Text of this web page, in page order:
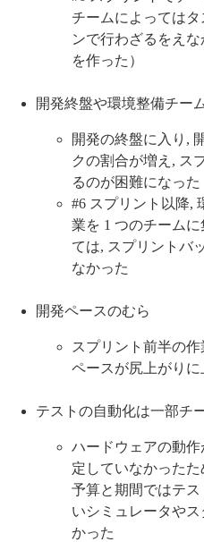
チームによっては
ンで行わざるをえ
を作った）
開発終盤や環境整備チー
開発の終盤に入り,
クの割合が増え, ス
るのが困難になった
#6 スプリント以降,
業を 1 つのチーム
ては, スプリントバ
なかった
開発ペースのむら
スプリント前半の
ペースが尻上がり
テストの自動化は一部チ
ハードウェアの動
定していなかった
予算と期間ではテ
いシミュレータや
かった